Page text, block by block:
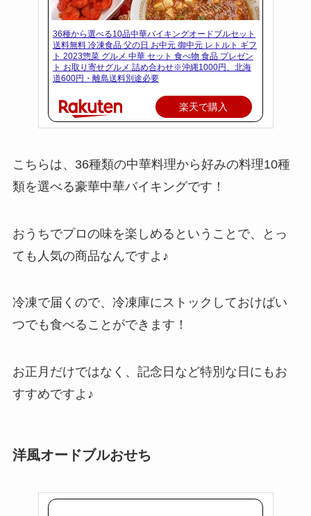
36種から選べる10品中華バイキングオードブルセット
送料無料 冷凍食品 父の日 お中元 御中元 レトルト ギフ
ト 2023惣菜 グルメ 中華 セット 食べ物 食品 プレゼン
ト お取り寄せグルメ 詰め合わせ※沖縄1000円、北海
道600円・離島送料別途必要
楽天で購入
こちらは、36種類の中華料理から好みの料理10種
類を選べる豪華中華バイキングです！
おうちでプロの味を楽しめるということで、とっ
ても人気の商品なんですよ♪
冷凍で届くので、冷凍庫にストックしておけばい
つでも食べることができます！
お正月だけではなく、記念日など特別な日にもお
すすめですよ♪
洋風オードブルおせち